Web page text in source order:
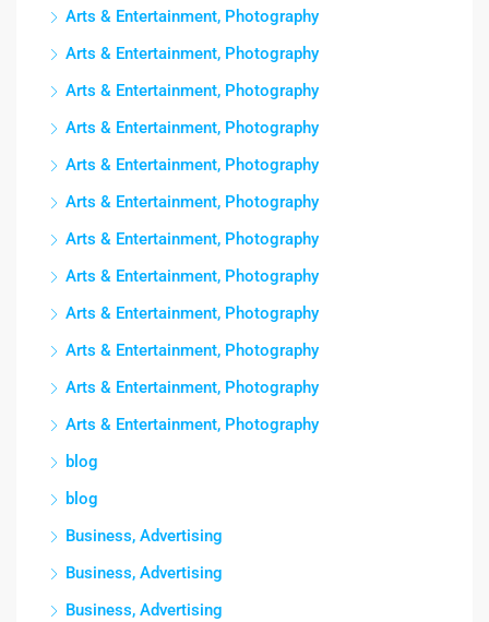
Arts & Entertainment, Photography
Arts & Entertainment, Photography
Arts & Entertainment, Photography
Arts & Entertainment, Photography
Arts & Entertainment, Photography
Arts & Entertainment, Photography
Arts & Entertainment, Photography
Arts & Entertainment, Photography
Arts & Entertainment, Photography
Arts & Entertainment, Photography
Arts & Entertainment, Photography
Arts & Entertainment, Photography
blog
blog
Business, Advertising
Business, Advertising
Business, Advertising